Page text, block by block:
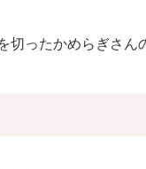
ったかめらぎさん